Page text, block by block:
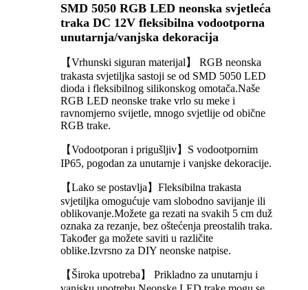
SMD 5050 RGB LED neonska svjetleća
traka DC 12V fleksibilna vodootporna
unutarnja/vanjska dekoracija
【Vrhunski siguran materijal】 RGB neonska
trakasta svjetiljka sastoji se od SMD 5050 LED
dioda i fleksibilnog silikonskog omotača.Naše
RGB LED neonske trake vrlo su meke i
ravnomjerno svijetle, mnogo svjetlije od obične
RGB trake.
【Vodootporan i prigušljiv】S vodootpornim
IP65, pogodan za unutarnje i vanjske dekoracije.
【Lako se postavlja】Fleksibilna trakasta
svjetiljka omogućuje vam slobodno savijanje ili
oblikovanje.Možete ga rezati na svakih 5 cm duž
oznaka za rezanje, bez oštećenja preostalih traka.
Također ga možete saviti u različite
oblike.Izvrsno za DIY neonske natpise.
【Široka upotreba】 Prikladno za unutarnju i